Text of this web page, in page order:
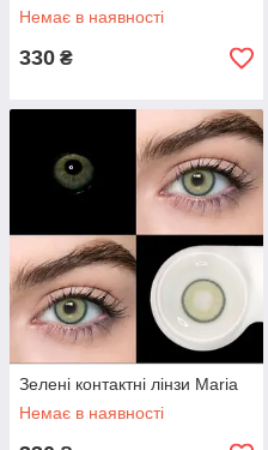
Немає в наявності
330 ₴
Зелені контактні лінзи Maria
Немає в наявності